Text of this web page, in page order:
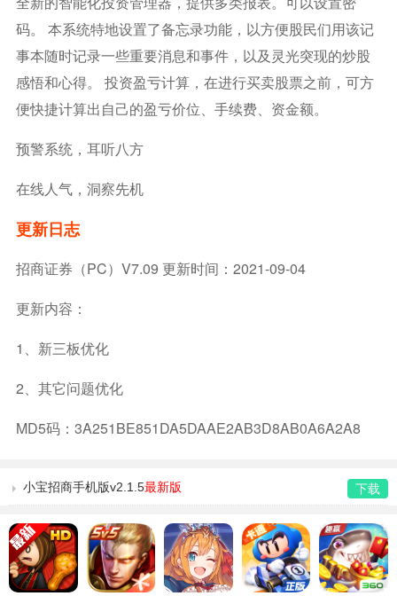
码。 本系统特地设置了备忘录功能，以方便股民们用该记
事本随时记录一些重要消息和事件，以及灵光突现的炒股
感悟和心得。 投资盈亏计算，在进行买卖股票之前，可方
便快捷计算出自己的盈亏价位、手续费、资金额。
预警系统，耳听八方
在线人气，洞察先机
更新日志
招商证券（PC）V7.09 更新时间：2021-09-04
更新内容：
1、新三板优化
2、其它问题优化
MD5码：3A251BE851DA5DAAE2AB3D8AB0A6A2A8
小宝招商手机版v2.1.5最新版 下载